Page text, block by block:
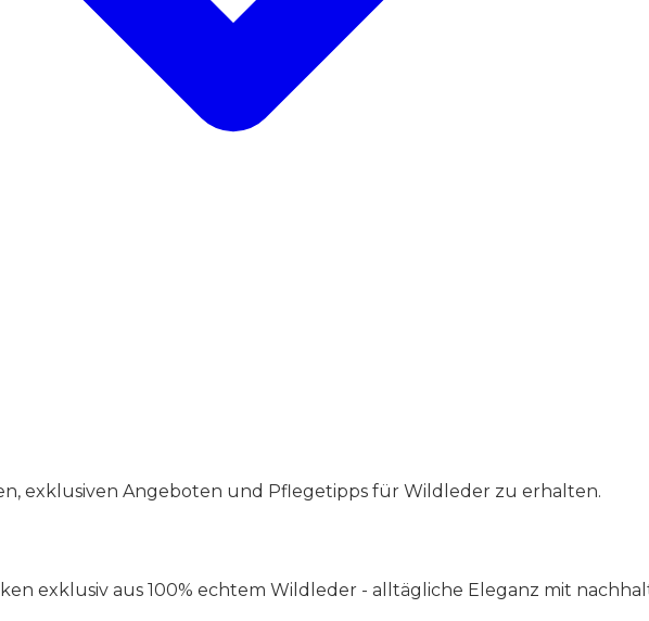
exklusiven Angeboten und Pflegetipps für Wildleder zu erhalten.
exklusiv aus 100% echtem Wildleder - alltägliche Eleganz mit